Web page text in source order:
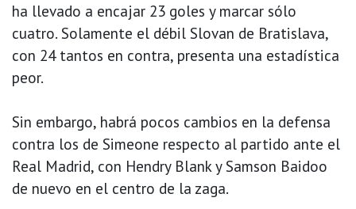
ha llevado a encajar 23 goles y marcar sólo
cuatro. Solamente el débil Slovan de Bratislava,
con 24 tantos en contra, presenta una estadística
peor.
Sin embargo, habrá pocos cambios en la defensa
contra los de Simeone respecto al partido ante el
Real Madrid, con Hendry Blank y Samson Baidoo
de nuevo en el centro de la zaga.